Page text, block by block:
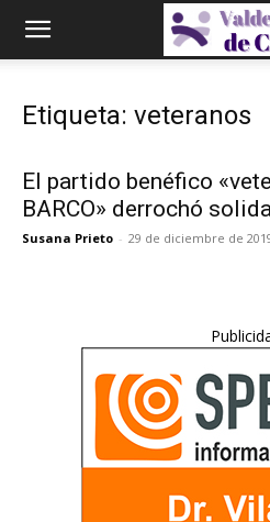
Etiqueta: veteranos
El partido benéfico
BARCO» derrochó
Susana Prieto - 29 de diciembre de